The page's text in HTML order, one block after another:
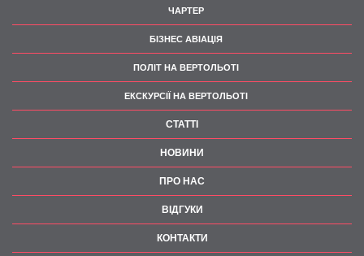
ЧАРТЕР
БІЗНЕС АВІАЦІЯ
ПОЛІТ НА ВЕРТОЛЬОТІ
ЕКСКУРСІЇ НА ВЕРТОЛЬОТІ
СТАТТІ
НОВИНИ
ПРО НАС
ВІДГУКИ
КОНТАКТИ